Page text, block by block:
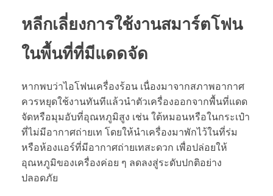
หลีกเลี่ยงการใช้งานสมาร์ตโฟน
ในพื้นที่ที่มีแดดจัด
หากพบว่าไอโฟนเครื่องร้อน เนื่องมาจากสภาพอากาศ
ควรหยุดใช้งานทันทีแล้วนำตัวเครื่องออกจากพื้นที่แดด
จัดหรือมุมอับที่อุณหภูมิสูง เช่น ใต้หมอนหรือในกระเป๋า
ที่ไม่มีอากาศถ่ายเท โดยให้นำเครื่องมาพักไว้ในที่ร่ม
หรือห้องแอร์ที่มีอากาศถ่ายเทสะดวก เพื่อปล่อยให้
อุณหภูมิของเครื่องค่อย ๆ ลดลงสู่ระดับปกติอย่าง
ปลอดภัย